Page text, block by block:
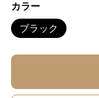
カラー
ブラック